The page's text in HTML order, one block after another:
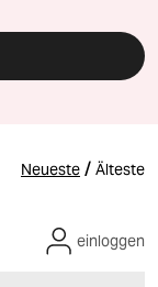
Neueste / Älteste
einloggen